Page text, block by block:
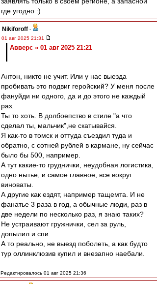
где угодно :)
Nikiforoff -
01 авг 2025 21:31
Авверс » 01 авг 2025 21:21
Антон, никто не учит. Или у нас выезда
пробивать это подвиг геройский? У меня после
фануйди ни одного, да и до этого не каждый
раз.
Ты то хоть. В долбоепство в стиле "а что
сделал ты, мальчик",не скатывайся.
Я как-то в томск и оттуда съездил туда и
обратно, с сотней рублей в кармане, ну сейчас
было бы 500, например.
А тут какие-то груднички, неудобная логистика,
одно нытье, и самое главное, все вокруг
виноваты.
А другие как ездят, например тащемта. И не
фанатье 3 раза в год, а обычные люди, раз в
две недели по несколько раз, я знаю таких?
Не устраивают гружнички, сел за руль,
допылил и спи.
А то реально, не выезд поболеть, а как будто
тур оллинклюзив купил и внезапно наебали.
Редактировалось 01 авг 2025 21:36